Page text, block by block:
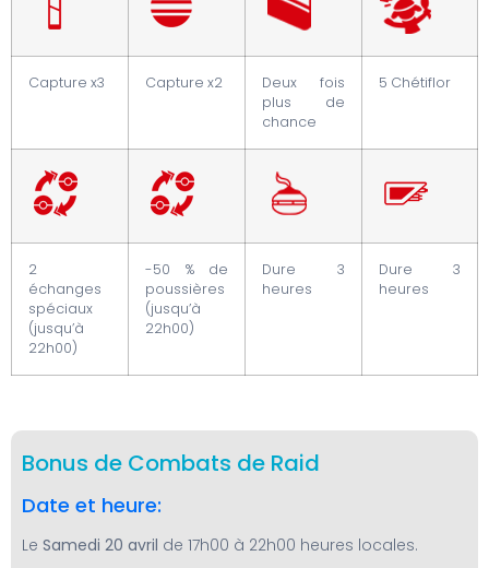
Capture x3 Capture x2
Deux fois
plus de
chance
5 Chétiflor
2
échanges
spéciaux
(jusqu’à
22h00)
-50 % de
poussières
(jusqu’à
22h00)
Dure 3
heures
Dure 3
heures
Bonus de Combats de Raid
Date et heure:
Le Samedi 20 avril de 17h00 à 22h00 heures locales.